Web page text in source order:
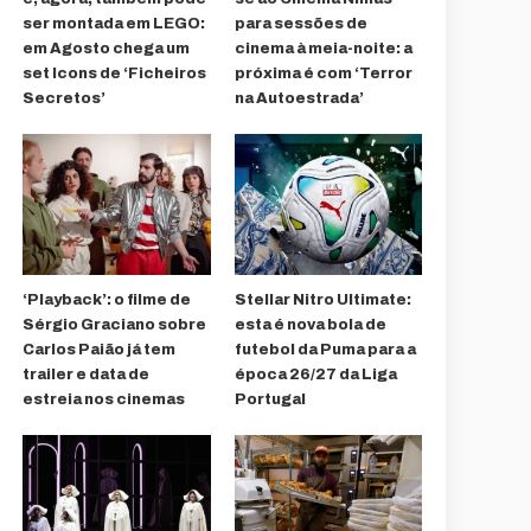
ser montada em LEGO:
em Agosto chega um
set Icons de ‘Ficheiros
Secretos’
para sessões de
cinema à meia-noite: a
próxima é com ‘Terror
na Autoestrada’
‘Playback’: o filme de
Sérgio Graciano sobre
Carlos Paião já tem
trailer e data de
estreia nos cinemas
Stellar Nitro Ultimate:
esta é nova bola de
futebol da Puma para a
época 26/27 da Liga
Portugal